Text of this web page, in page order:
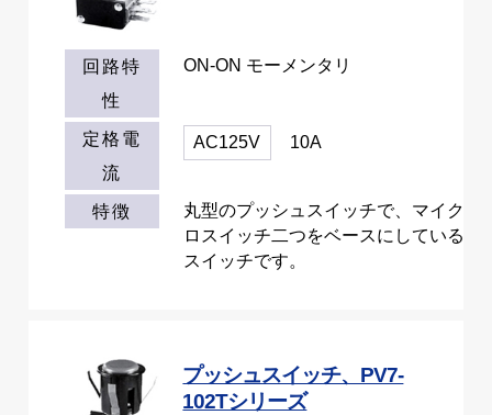
回路特
性
ON-ON モーメンタリ
定格電
流
AC125V 10A
特徴
丸型のプッシュスイッチで、マイク
ロスイッチ二つをベースにしている
スイッチです。
プッシュスイッチ、PV7-
102Tシリーズ